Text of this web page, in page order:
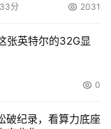
分 2031
张英特尔的32G显
0
破纪录，看算力底座